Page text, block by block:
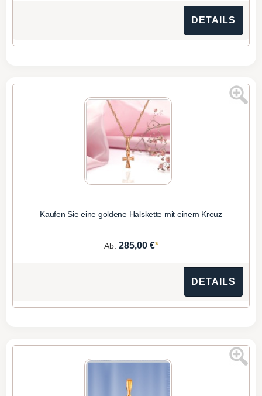
DETAILS
Kaufen Sie eine goldene Halskette mit einem Kreuz
Ab: 285,00 €*
DETAILS